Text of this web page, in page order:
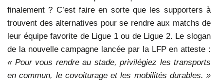
finalement ? C’est faire en sorte que les supporters à
trouvent des alternatives pour se rendre aux matchs de
leur équipe favorite de Ligue 1 ou de Ligue 2. Le slogan
de la nouvelle campagne lancée par la LFP en atteste :
« Pour vous rendre au stade, privilégiez les transports
en commun, le covoiturage et les mobilités durables. »